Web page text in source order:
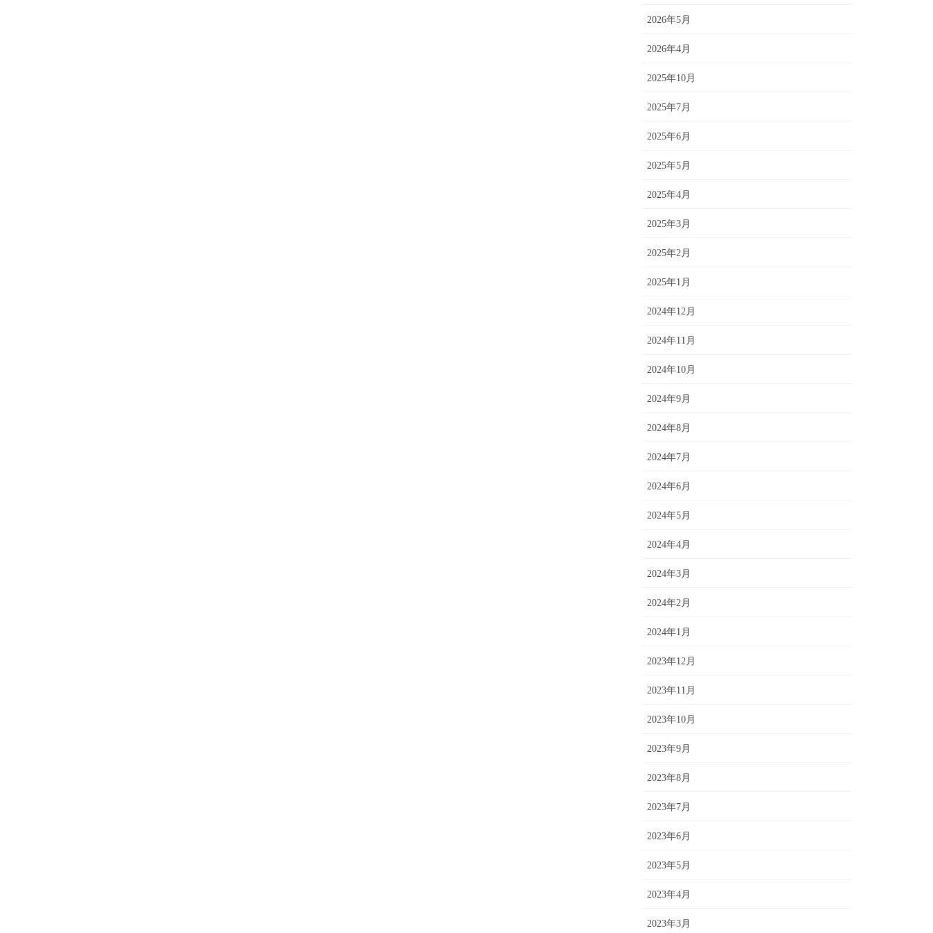
2026年5月
2026年4月
2025年10月
2025年7月
2025年6月
2025年5月
2025年4月
2025年3月
2025年2月
2025年1月
2024年12月
2024年11月
2024年10月
2024年9月
2024年8月
2024年7月
2024年6月
2024年5月
2024年4月
2024年3月
2024年2月
2024年1月
2023年12月
2023年11月
2023年10月
2023年9月
2023年8月
2023年7月
2023年6月
2023年5月
2023年4月
2023年3月